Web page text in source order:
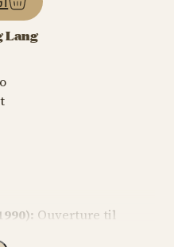
Lang
Ouverture til